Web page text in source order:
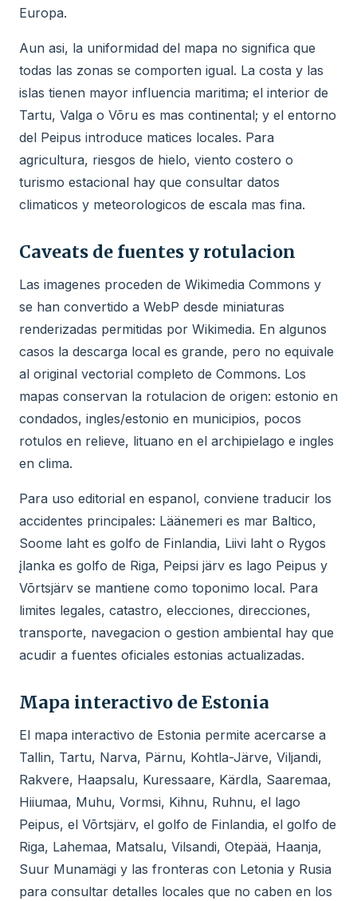
Europa.
Aun asi, la uniformidad del mapa no significa que
todas las zonas se comporten igual. La costa y las
islas tienen mayor influencia maritima; el interior de
Tartu, Valga o Võru es mas continental; y el entorno
del Peipus introduce matices locales. Para
agricultura, riesgos de hielo, viento costero o
turismo estacional hay que consultar datos
climaticos y meteorologicos de escala mas fina.
Caveats de fuentes y rotulacion
Las imagenes proceden de Wikimedia Commons y
se han convertido a WebP desde miniaturas
renderizadas permitidas por Wikimedia. En algunos
casos la descarga local es grande, pero no equivale
al original vectorial completo de Commons. Los
mapas conservan la rotulacion de origen: estonio en
condados, ingles/estonio en municipios, pocos
rotulos en relieve, lituano en el archipielago e ingles
en clima.
Para uso editorial en espanol, conviene traducir los
accidentes principales: Läänemeri es mar Baltico,
Soome laht es golfo de Finlandia, Liivi laht o Rygos
įlanka es golfo de Riga, Peipsi järv es lago Peipus y
Võrtsjärv se mantiene como toponimo local. Para
limites legales, catastro, elecciones, direcciones,
transporte, navegacion o gestion ambiental hay que
acudir a fuentes oficiales estonias actualizadas.
Mapa interactivo de Estonia
El mapa interactivo de Estonia permite acercarse a
Tallin, Tartu, Narva, Pärnu, Kohtla-Järve, Viljandi,
Rakvere, Haapsalu, Kuressaare, Kärdla, Saaremaa,
Hiiumaa, Muhu, Vormsi, Kihnu, Ruhnu, el lago
Peipus, el Võrtsjärv, el golfo de Finlandia, el golfo de
Riga, Lahemaa, Matsalu, Vilsandi, Otepää, Haanja,
Suur Munamägi y las fronteras con Letonia y Rusia
para consultar detalles locales que no caben en los